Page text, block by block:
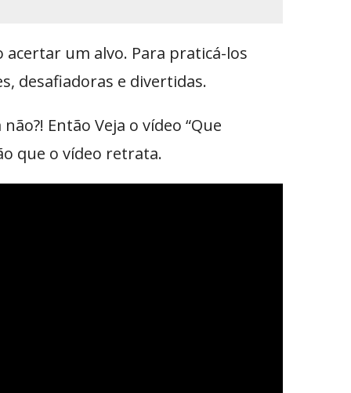
um alvo. Para praticá-los
desafiadoras e divertidas.
Então Veja o vídeo “Que
que o vídeo retrata.